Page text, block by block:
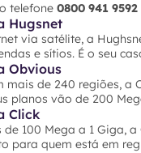
telefone 0800 941 9592
Hugsnet
via satélite, a
e sítios. É o seu
Obvious
mais de 240 regiões,
planos vão de 200
Click
de 100 Mega a 1 Giga,
para quem está em